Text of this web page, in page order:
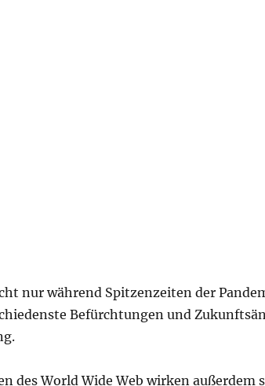
nur während Spitzenzeiten der
Befürchtungen und
des World Wide Web wirken außerdem